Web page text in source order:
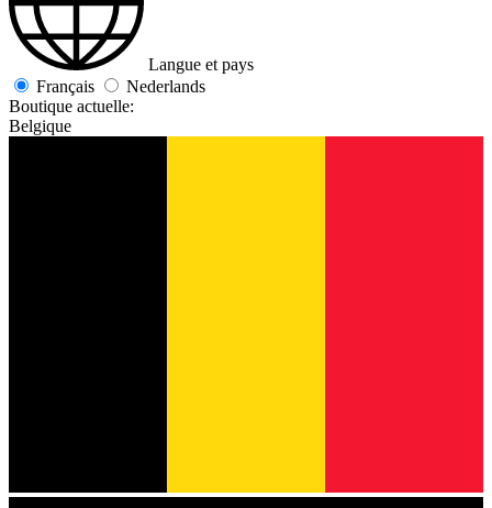
Langue et pays
Français
Nederlands
Boutique actuelle:
Belgique